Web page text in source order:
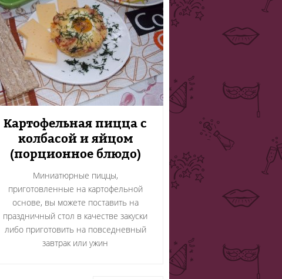
Картофельная пицца с
колбасой и яйцом
(порционное блюдо)
Миниатюрные пиццы,
приготовленные на картофельной
основе, вы можете поставить на
праздничный стол в качестве закуски
либо приготовить на повседневный
завтрак или ужин